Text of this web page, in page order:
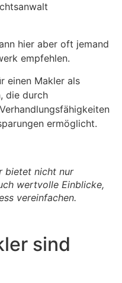
hier aber oft jemand
empfehlen.
einen Makler als
die durch
ermöglicht.
bietet nicht nur
wertvolle Einblicke,
vereinfachen.
sind